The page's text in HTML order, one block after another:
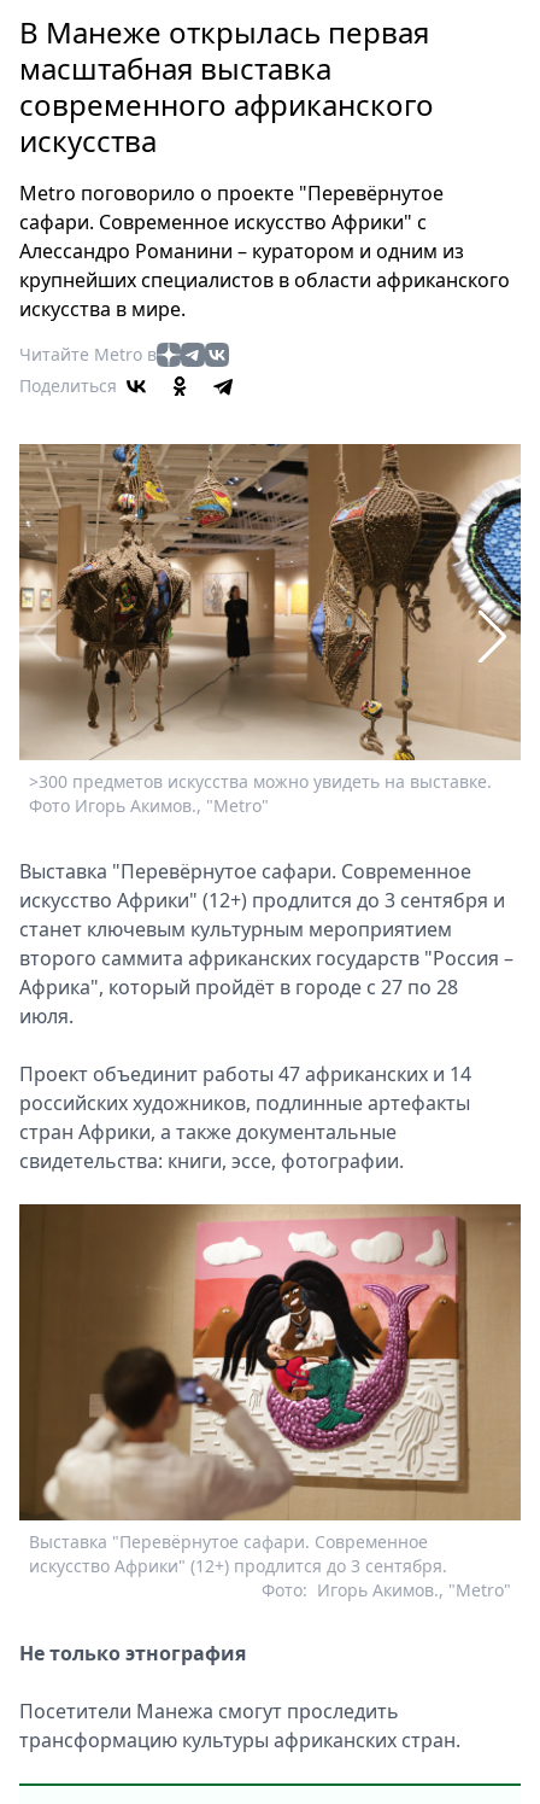
Россия
Мир
Здоровье
Еда
Мода
Театр
Кино
Афиша
Книги
Выставки
Пресс-
релизы
О
Metro
Стримы
Спецпроекты
Звезды
Выборы
2026
Скачай
Metro
В Манеже открылась первая
масштабная выставка
современного африканского
искусства
Metro поговорило о проекте "Перевёрнутое
сафари. Современное искусство Африки" с
Алессандро Романини – куратором и одним из
крупнейших специалистов в области африканского
искусства в мире.
Читайте Metro в
Поделиться
>300 предметов искусства можно увидеть на выставке.
Фото Игорь Акимов., "Metro"
Выставка "Перевёрнутое сафари. Современное
искусство Африки" (12+) продлится до 3 сентября и
станет ключевым культурным мероприятием
второго саммита африканских государств "Россия –
Африка", который пройдёт в городе с 27 по 28
июля.
Проект объединит работы 47 африканских и 14
российских художников, подлинные артефакты
стран Африки, а также документальные
свидетельства: книги, эссе, фотографии.
Выставка "Перевёрнутое сафари. Современное
искусство Африки" (12+) продлится до 3 сентября.
Игорь Акимов., "Metro"
Фото:
Не только этнография
Посетители Манежа смогут проследить
трансформацию культуры африканских стран.